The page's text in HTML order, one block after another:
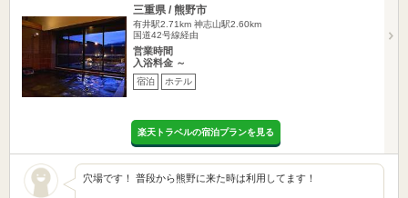
三重県 / 熊野市
有井駅2.71km 神志山駅2.60km
国道42号線経由
営業時間
入浴料金 ～
宿泊 ホテル
楽天トラベルの宿泊プランを見る
穴場です！ 普段から熊野に来た時は利用してます！